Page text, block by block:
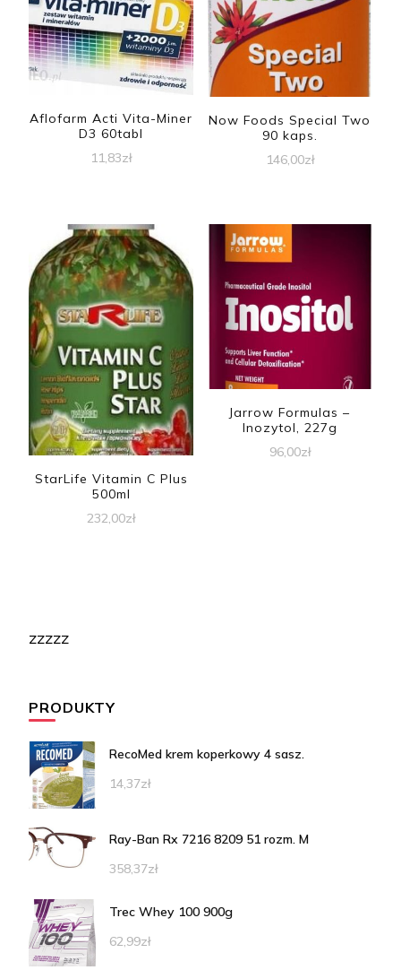
Aflofarm Acti Vita-Miner
D3 60tabl
11,83zł
Now Foods Special Two
90 kaps.
146,00zł
StarLife Vitamin C Plus
500ml
232,00zł
Jarrow Formulas –
Inozytol, 227g
96,00zł
zzzzz
PRODUKTY
RecoMed krem koperkowy 4 sasz.
14,37zł
Ray-Ban Rx 7216 8209 51 rozm. M
358,37zł
Trec Whey 100 900g
62,99zł